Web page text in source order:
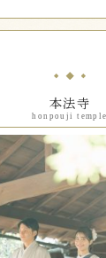
本法寺
honpouji temple